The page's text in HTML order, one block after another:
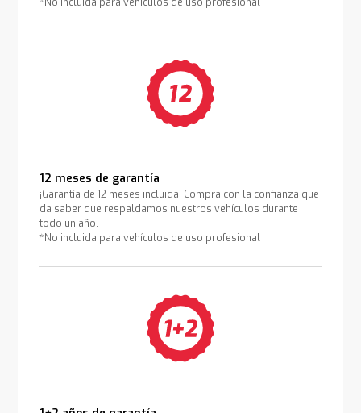
12 meses de garantía
¡Garantía de 12 meses incluida! Compra con la confianza que
da saber que respaldamos nuestros vehículos durante
todo un año.
*No incluida para vehículos de uso profesional